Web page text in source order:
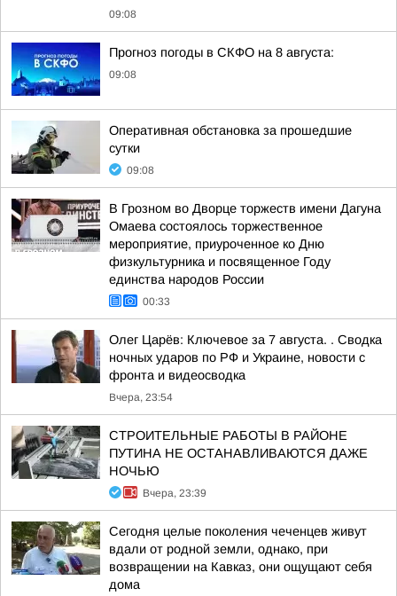
09:08
Прогноз погоды в СКФО на 8 августа:
09:08
Оперативная обстановка за прошедшие
сутки
09:08
В Грозном во Дворце торжеств имени Дагуна
Омаева состоялось торжественное
мероприятие, приуроченное ко Дню
физкультурника и посвященное Году
единства народов России
00:33
Олег Царёв: Ключевое за 7 августа. . Сводка
ночных ударов по РФ и Украине, новости с
фронта и видеосводка
Вчера, 23:54
СТРОИТЕЛЬНЫЕ РАБОТЫ В РАЙОНЕ
ПУТИНА НЕ ОСТАНАВЛИВАЮТСЯ ДАЖЕ
НОЧЬЮ
Вчера, 23:39
Сегодня целые поколения чеченцев живут
вдали от родной земли, однако, при
возвращении на Кавказ, они ощущают себя
дома